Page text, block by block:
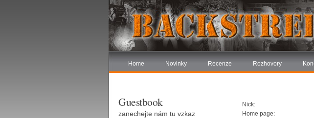
Home Novinky Recenze Rozhovory
Nick:
Home page:
Guestbook
zanechejte nám tu vzkaz